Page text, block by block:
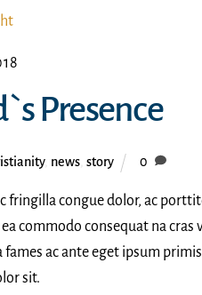
Presence
, news, story 0
fringilla congue dolor, ac
commodo consequat na cras
ac ante eget ipsum
sit.